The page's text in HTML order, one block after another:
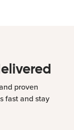
proven
fast and stay